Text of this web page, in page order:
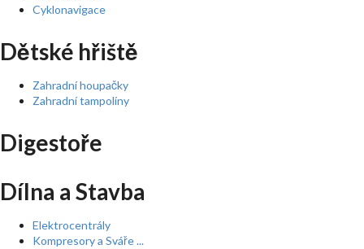
Cyklonavigace
Dětské hřiště
Zahradní houpačky
Zahradní tampolíny
Digestoře
Dílna a Stavba
Elektrocentrály
Kompresory a Sváře ...